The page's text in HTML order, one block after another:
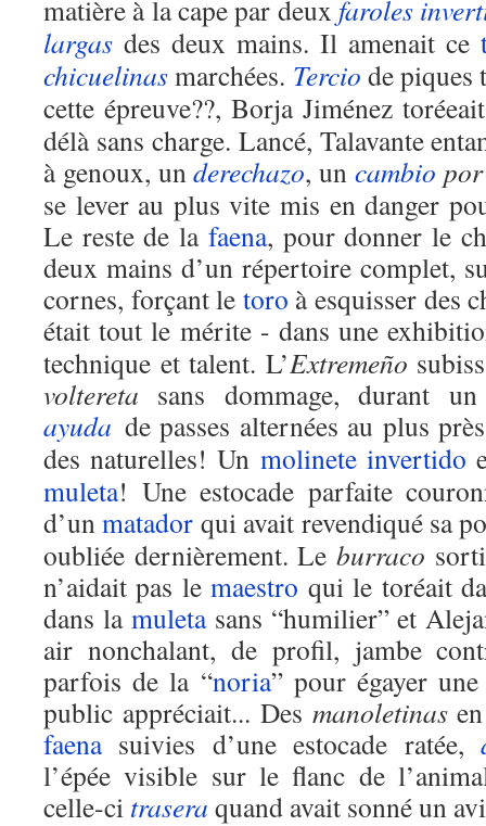
matière à la cape par deux faroles
largas des deux mains. Il amenait ce
chicuelinasmarchées. Tercio de
cette épreuve??, Borja Jiménez
délà sans charge. Lancé, Talavante
à genoux, underechazo, uncambio
se lever au plus vite mis en danger
Le reste de la faena, pour donner le
deux mains d’un répertoire complet,
cornes, forçant le toro à esquisser des
était tout le mérite - dans une
technique et talent. L’Extremeño
voltereta sans dommage, durant
ayuda de passes alternées au plus
des naturelles! Un molinete invertido
muleta! Une estocade parfaite
d’unmatador qui avait revendiqué sa
oubliée dernièrement. Leburraco
n’aidait pas lemaestro qui le toréait
dans la muletasans “humilier” et
air nonchalant, de profil, jambe
parfois de la “noria” pour égayer
public appréciait... Des manoletinasen
faenasuivies d’une estocade ratée,
l’épée visible sur le flanc de
celle-ci trasera quand avait sonné un